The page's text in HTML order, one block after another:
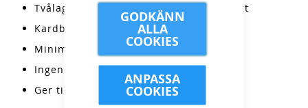
GODKÄNN
ALLA
COOKIES
ANPASSA
COOKIES
Tvålagers Pertex Shield® kort manschett
Kardborrestängning
Minimalistisk design
Ingen isolering
Ger tillräcklig värme och skydd